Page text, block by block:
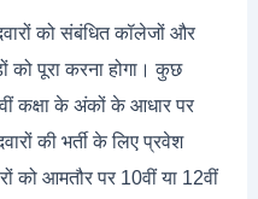
को संबंधित कॉलेजों और
को पूरा करना होगा। कुछ
कक्षा के अंकों के आधार पर
की भर्ती के लिए प्रवेश
को आमतौर पर 10वीं या 12वीं